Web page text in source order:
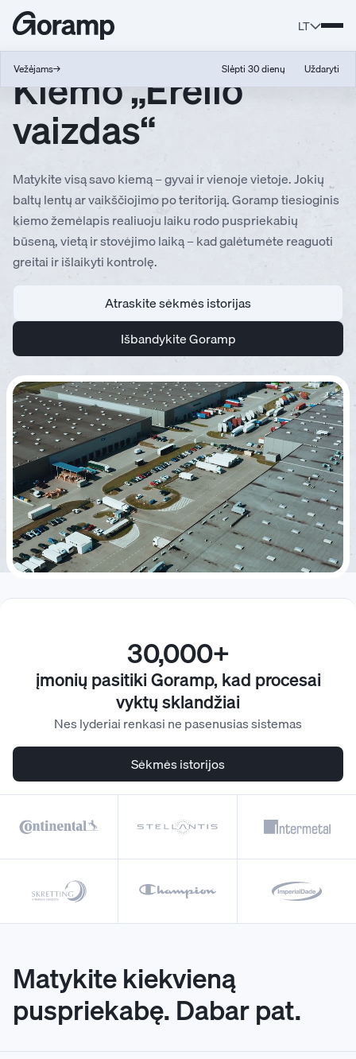
LT
Vežėjams→ Slėpti 30 dienų Uždaryti
Kiemo „Erelio
vaizdas“
Matykite visą savo kiemą – gyvai ir vienoje vietoje. Jokių
baltų lentų ar vaikščiojimo po teritoriją. Goramp tiesioginis
kiemo žemėlapis realiuoju laiku rodo puspriekabių
būseną, vietą ir stovėjimo laiką – kad galėtumėte reaguoti
greitai ir išlaikyti kontrolę.
Atraskite sėkmės istorijas
Išbandykite Goramp
30,000+
įmonių pasitiki Goramp, kad procesai
vyktų sklandžiai
Nes lyderiai renkasi ne pasenusias sistemas
Sėkmės istorijos
Matykite kiekvieną
puspriekabę. Dabar pat.